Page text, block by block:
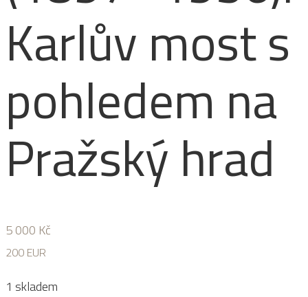
Karlův most s
pohledem na
Pražský hrad
5 000 Kč
200 EUR
1 skladem